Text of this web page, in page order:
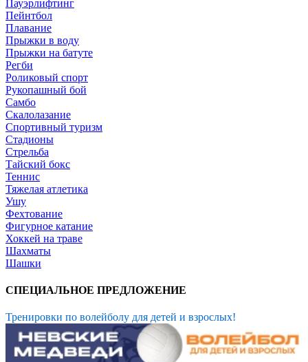
Пауэрлифтинг
Пейнтбол
Плавание
Прыжки в воду
Прыжки на батуте
Регби
Роликовый спорт
Рукопашный бой
Самбо
Скалолазание
Спортивный туризм
Стадионы
Стрельба
Тайский бокс
Теннис
Тяжелая атлетика
Ушу
Фехтование
Фигурное катание
Хоккей на траве
Шахматы
Шашки
СПЕЦИАЛЬНОЕ ПРЕДЛОЖЕНИЕ
Тренировки по волейболу для детей и взрослых!